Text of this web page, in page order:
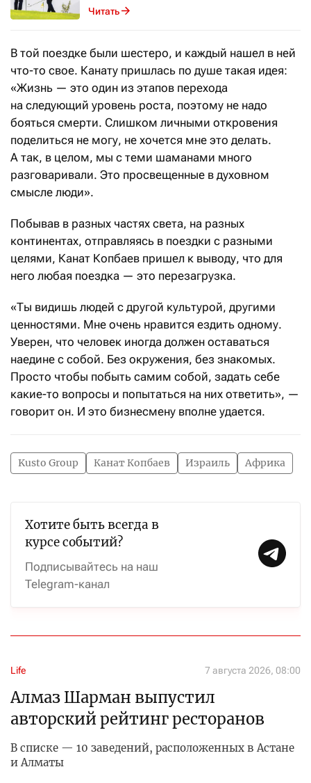
Читать
В той поездке были шестеро, и каждый нашел в ней
что-то свое. Канату пришлась по душе такая идея:
«Жизнь — это один из этапов перехода
на следующий уровень роста, поэтому не надо
бояться смерти. Слишком личными откровения
поделиться не могу, не хочется мне это делать.
А так, в целом, мы с теми шаманами много
разговаривали. Это просвещенные в духовном
смысле люди».
Побывав в разных частях света, на разных
континентах, отправляясь в поездки с разными
целями, Канат Копбаев пришел к выводу, что для
него любая поездка — это перезагрузка.
«Ты видишь людей с другой культурой, другими
ценностями. Мне очень нравится ездить одному.
Уверен, что человек иногда должен оставаться
наедине с собой. Без окружения, без знакомых.
Просто чтобы побыть самим собой, задать себе
какие-то вопросы и попытаться на них ответить», —
говорит он. И это бизнесмену вполне удается.
Kusto Group Канат Копбаев Израиль Африка
Хотите быть всегда в
курсе событий?
Подписывайтесь на наш
Telegram-канал
Life 7 августа 2026, 08:00
Алмаз Шарман выпустил
авторский рейтинг ресторанов
В списке — 10 заведений, расположенных в Астане
и Алматы